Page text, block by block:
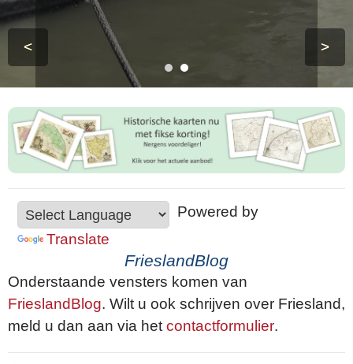
< >
Powered by
Translate
FrieslandBlog
Onderstaande vensters komen van
FrieslandBlog. Wilt u ook schrijven over Friesland,
meld u dan aan via het contactformulier.